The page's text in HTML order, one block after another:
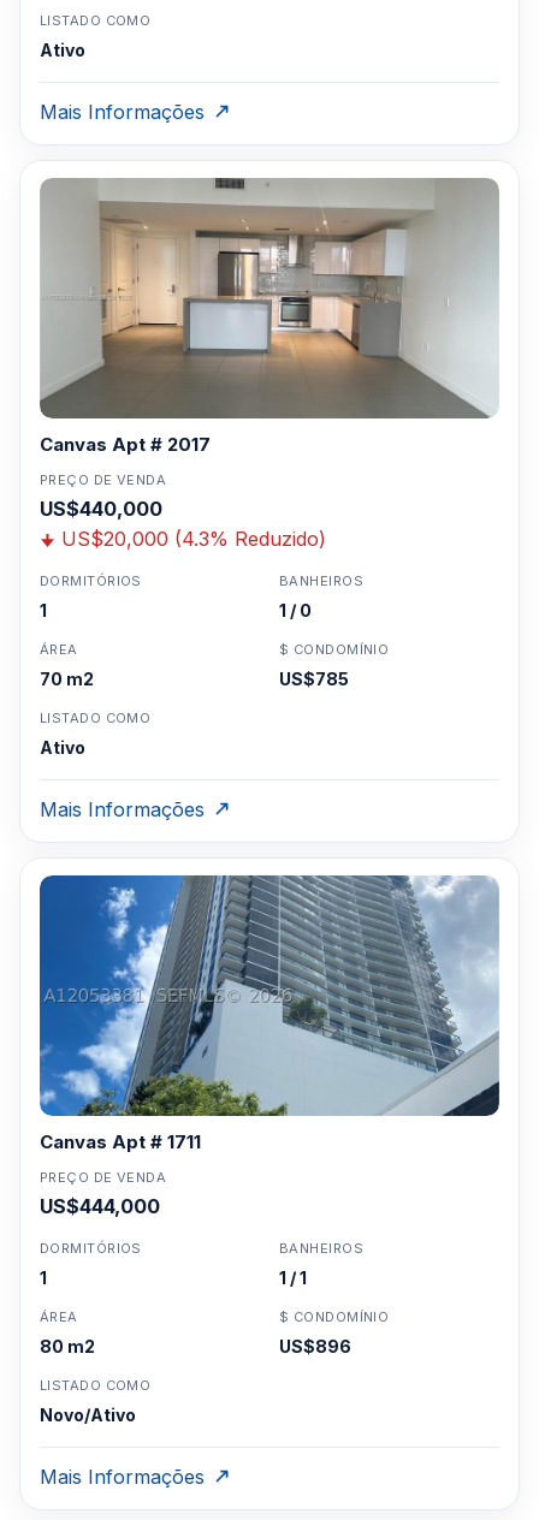
LISTADO COMO
Ativo
Mais Informações
Canvas Apt # 2017
PREÇO DE VENDA
US$440,000
US$20,000 (4.3% Reduzido)
DORMITÓRIOS
1
BANHEIROS
1 / 0
ÁREA
70 m2
$ CONDOMÍNIO
US$785
LISTADO COMO
Ativo
Mais Informações
Canvas Apt # 1711
PREÇO DE VENDA
US$444,000
DORMITÓRIOS
1
BANHEIROS
1 / 1
ÁREA
80 m2
$ CONDOMÍNIO
US$896
LISTADO COMO
Novo/Ativo
Mais Informações